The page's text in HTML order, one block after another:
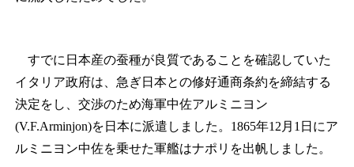
すでに日本産の蚕種が良質であることを確認していた
イタリア政府は、急ぎ日本との修好通商条約を締結する
決定をし、交渉のため海軍中佐アルミニヨン
(V.F.Arminjon)を日本に派遣しました。1865年12月1日にア
ルミニヨン中佐を乗せた軍艦はナポリを出帆しました。